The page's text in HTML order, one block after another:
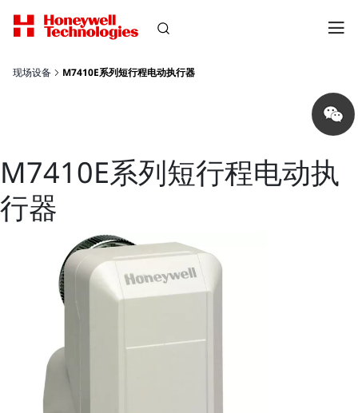
现场设备 M7410E系列短行程电动执行器
Share
on
wechat
M7410E系列短行程电动执
行器